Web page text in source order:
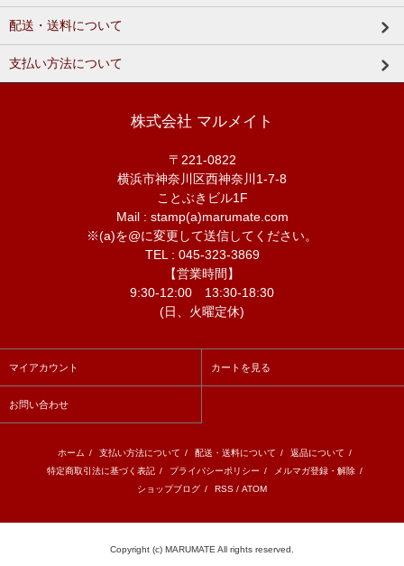
配送・送料について
支払い方法について
株式会社 マルメイト
〒221-0822
横浜市神奈川区西神奈川1-7-8
ことぶきビル1F
Mail : stamp(a)marumate.com
※(a)を@に変更して送信してください。
TEL : 045-323-3869
【営業時間】
9:30-12:00 13:30-18:30
(日、火曜定休)
マイアカウント カートを見る
お問い合わせ
ホーム / 支払い方法について / 配送・送料について / 返品について /
特定商取引法に基づく表記 / プライバシーポリシー / メルマガ登録・解除 /
ショップブログ / RSS / ATOM
Copyright (c) MARUMATE All rights reserved.